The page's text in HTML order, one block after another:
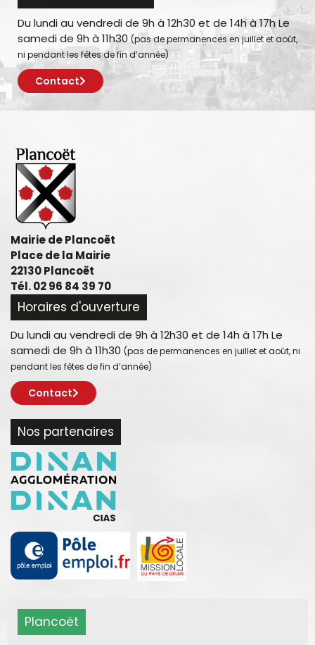
Du lundi au vendredi de 9h à 12h30 et de 14h à 17h Le
samedi de 9h à 11h30 (pas de permanences en juillet et août,
ni pendant les fêtes de fin d’année)
Contact
Mairie de Plancoët
Place de la Mairie
22130 Plancoët
Tél. 02 96 84 39 70
Horaires d'ouverture
Du lundi au vendredi de 9h à 12h30 et de 14h à 17h Le
samedi de 9h à 11h30 (pas de permanences en juillet et août, ni
pendant les fêtes de fin d’année)
Contact
Nos partenaires
Plancoët